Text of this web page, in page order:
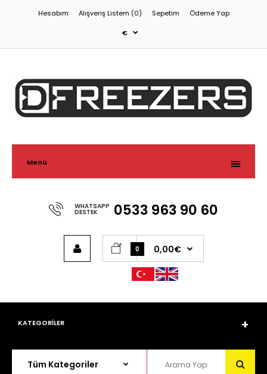
Hesabım Alışveriş Listem (0) Sepetim Ödeme Yap
€
Menü
WHATSAPP
DESTEK 0533 963 90 60
0 0,00€
KATEGORİLER